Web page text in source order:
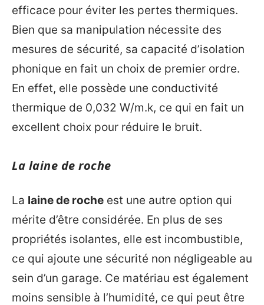
efficace pour éviter les pertes thermiques.
Bien que sa manipulation nécessite des
mesures de sécurité, sa capacité d’isolation
phonique en fait un choix de premier ordre.
En effet, elle possède une conductivité
thermique de 0,032 W/m.k, ce qui en fait un
excellent choix pour réduire le bruit.
La laine de roche
La laine de roche est une autre option qui
mérite d’être considérée. En plus de ses
propriétés isolantes, elle est incombustible,
ce qui ajoute une sécurité non négligeable au
sein d’un garage. Ce matériau est également
moins sensible à l’humidité, ce qui peut être